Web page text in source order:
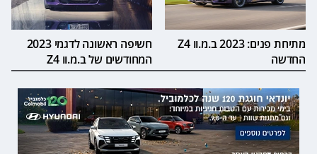
מתיחת פנים: 2023 ב.מ.וו Z4
החדשה
חשיפה ראשונה לדגמי 2023
המחודשים של ב.מ.וו Z4